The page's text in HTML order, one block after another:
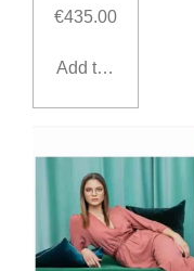
€435.00
Add to cart